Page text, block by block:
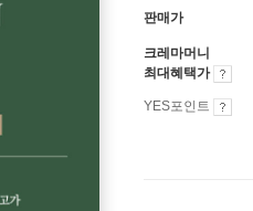
판매가
크레마머니
최대혜택가
YES포인트